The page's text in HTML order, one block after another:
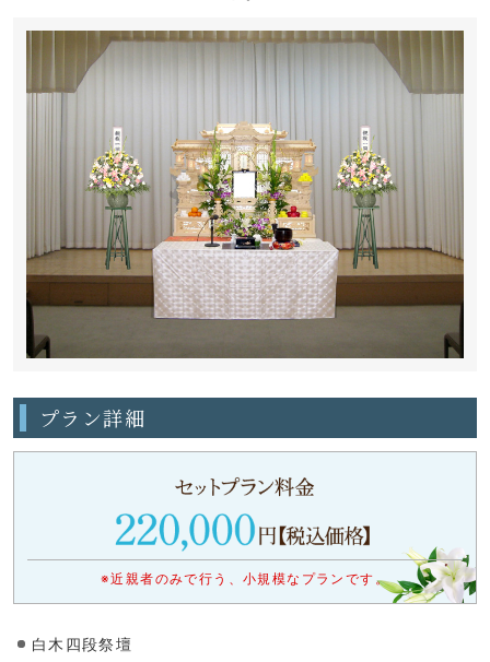
プラン詳細
※近親者のみで行う、小規模なプランです。
白木四段祭壇